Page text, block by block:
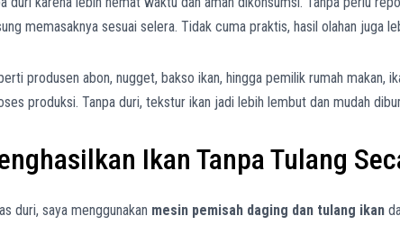
memasaknya sesuai selera. Tidak cuma praktis, hasil olahan juga
produsen abon, nugget, bakso ikan, hingga pemilik rumah makan,
produksi. Tanpa duri, tekstur ikan jadi lebih lembut dan mudah
Ikan Tanpa Tulang
duri, saya menggunakan mesin pemisah daging dan tulang ikan